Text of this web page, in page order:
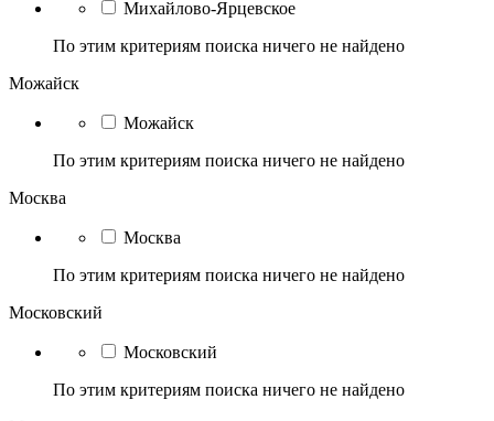
Михайлово-Ярцевское
По этим критериям поиска ничего не найдено
Можайск
Можайск
По этим критериям поиска ничего не найдено
Москва
Москва
По этим критериям поиска ничего не найдено
Московский
Московский
По этим критериям поиска ничего не найдено